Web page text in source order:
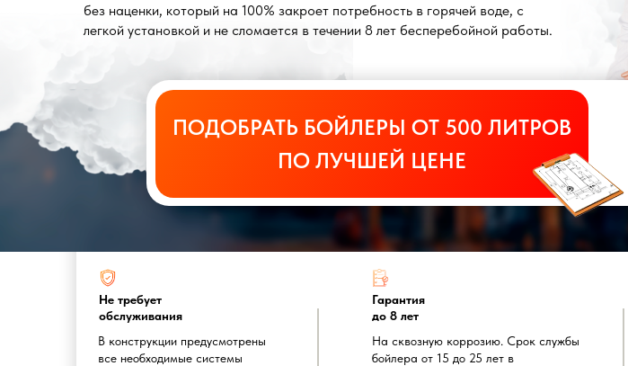
без наценки, который на 100% закроет потребность в горячей воде, с
легкой установкой и не сломается в течении 8 лет бесперебойной работы.
Не требует
обслуживания
В конструкции предусмотрены
все необходимые системы
Гарантия
до 8 лет
На сквозную коррозию. Срок службы
бойлера от 15 до 25 лет в
ПОДОБРАТЬ БОЙЛЕРЫ ОТ 500 ЛИТРОВ
ПО ЛУЧШЕЙ ЦЕНЕ